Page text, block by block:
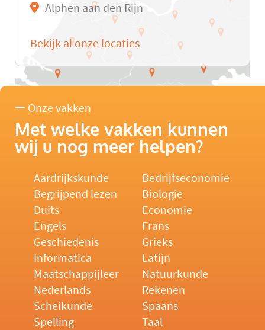
Alphen aan den Rijn
Bekijk al onze locaties
Onze vakken
Met welke vakken kunnen
wij u nog meer helpen?
Aardrijkskunde
Bedrijfseconomie
Begrijpend lezen
Biologie
Duits
Economie
Engels
Frans
Geschiedenis
Grieks
Informatica
Latijn
Maatschappijleer
Natuurkunde
Nederlands
Rekenen
Scheikunde
Spaans
Spelling
Taal